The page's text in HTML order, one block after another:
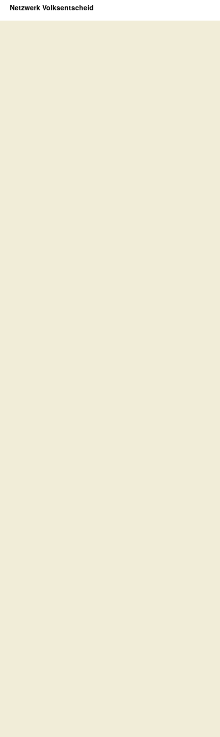
Netzwerk Volksentscheid